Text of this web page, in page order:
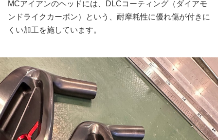
MCアイアンのヘッドには、DLCコーティング（ダイアモ
ンドライクカーボン）という、耐摩耗性に優れ傷が付きに
くい加工を施しています。